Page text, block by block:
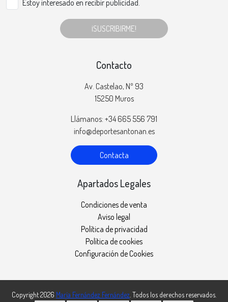
Estoy interesado en recibir publicidad.
¡SUSCRIBIRME!
Contacto
Av. Castelao, Nº 93
15250 Muros
Llámanos: +34 665 556 791
info@deportesantonan.es
Contacta
Apartados Legales
Condiciones de venta
Aviso legal
Política de privacidad
Política de cookies
Configuración de Cookies
Copyright 2026 María Fernández Fernández . Todos los derechos reservados.